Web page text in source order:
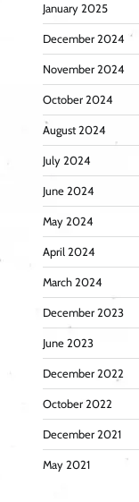
January 2025
December 2024
November 2024
October 2024
August 2024
July 2024
June 2024
May 2024
April 2024
March 2024
December 2023
June 2023
December 2022
October 2022
December 2021
May 2021